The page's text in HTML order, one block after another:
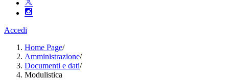
Accedi
Home Page/
Amministrazione/
Documenti e dati/
Modulistica